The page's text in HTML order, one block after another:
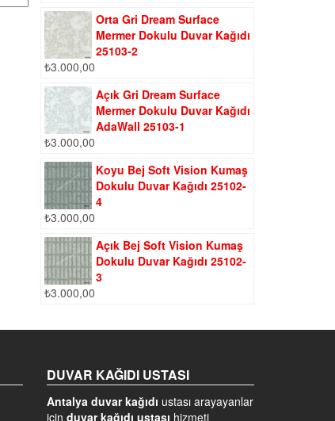
Orta Gri Dream Surface
Mermer Dokulu Duvar Kağıdı
25103-2
₺3.000,00
Açık Gri Dream Surface
Mermer Dokulu Duvar Kağıdı
AdaWall 25103-1
₺3.000,00
Koyu Bej Soft Vision Kumaş
Dokulu Duvar Kağıdı 25102-
4
₺3.000,00
Açık Bej Soft Vision Kumaş
Dokulu Duvar Kağıdı 25102-
3
₺3.000,00
DUVAR KAĞIDI USTASI
Antalya duvar kağıdı ustası arayayanlar
için duvar kağıdı ustası hizmeti